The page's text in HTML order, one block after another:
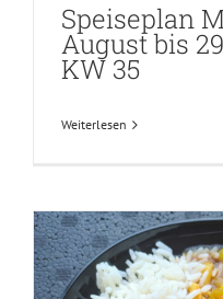
Speiseplan
August bis
KW 35
Weiterlesen